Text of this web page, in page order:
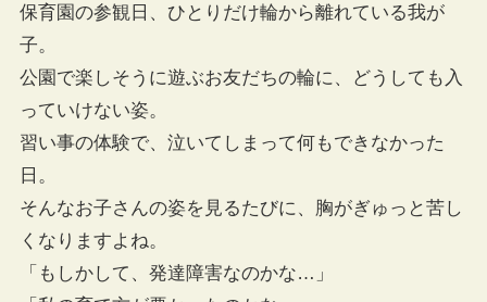
保育園の参観日、ひとりだけ輪から離れている我が
子。
公園で楽しそうに遊ぶお友だちの輪に、どうしても入
っていけない姿。
習い事の体験で、泣いてしまって何もできなかった
日。
そんなお子さんの姿を見るたびに、胸がぎゅっと苦し
くなりますよね。
「もしかして、発達障害なのかな…」